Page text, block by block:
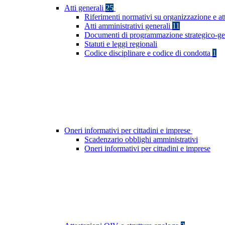
Atti generali 25
Riferimenti normativi su organizzazione e
Atti amministrativi generali 11
Documenti di programmazione strategico-
Statuti e leggi regionali
Codice disciplinare e codice di condotta 1
Oneri informativi per cittadini e imprese
Scadenzario obblighi amministrativi
Oneri informativi per cittadini e imprese